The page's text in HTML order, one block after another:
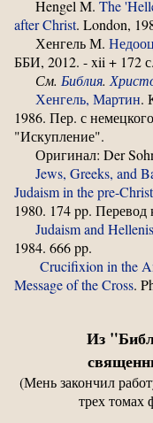
Hengel M. The
after Christ. London,
Хенгель М.
ББИ, 2012. - xii + 172 с.
См. Библия.
Хенгель, Мартин.
1986. Пер. с
"Искупление".
Оригинал: Der
Jews, Greeks, and
Judaism in the pre-
1980. 174 pp. Перевод
Judaism and
1984. 666 pp.
Crucifixion in the
Message of the Cross.
Из
(Мень закончил
трех